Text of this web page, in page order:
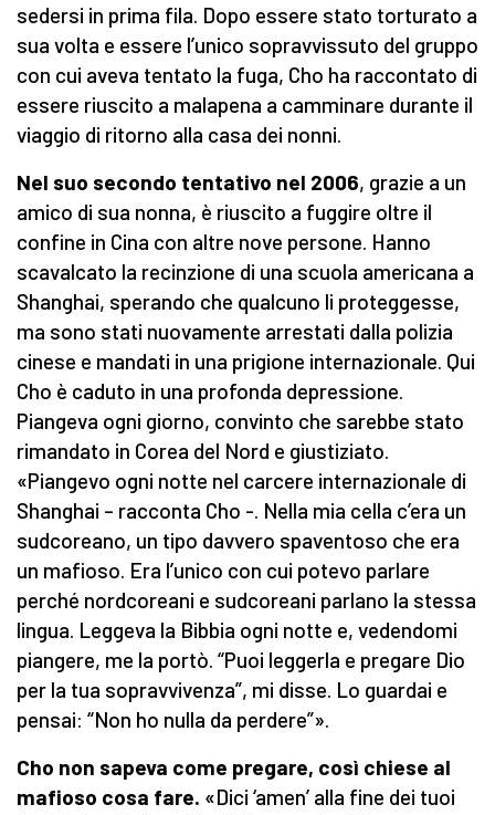
sedersi in prima fila. Dopo essere stato torturato a
sua volta e essere l’unico sopravvissuto del gruppo
con cui aveva tentato la fuga, Cho ha raccontato di
essere riuscito a malapena a camminare durante il
viaggio di ritorno alla casa dei nonni.
Nel suo secondo tentativo nel 2006, grazie a un
amico di sua nonna, è riuscito a fuggire oltre il
confine in Cina con altre nove persone. Hanno
scavalcato la recinzione di una scuola americana a
Shanghai, sperando che qualcuno li proteggesse,
ma sono stati nuovamente arrestati dalla polizia
cinese e mandati in una prigione internazionale. Qui
Cho è caduto in una profonda depressione.
Piangeva ogni giorno, convinto che sarebbe stato
rimandato in Corea del Nord e giustiziato.
«Piangevo ogni notte nel carcere internazionale di
Shanghai – racconta Cho -. Nella mia cella c’era un
sudcoreano, un tipo davvero spaventoso che era
un mafioso. Era l’unico con cui potevo parlare
perché nordcoreani e sudcoreani parlano la stessa
lingua. Leggeva la Bibbia ogni notte e, vedendomi
piangere, me la portò. “Puoi leggerla e pregare Dio
per la tua sopravvivenza”, mi disse. Lo guardai e
pensai: “Non ho nulla da perdere”».
Cho non sapeva come pregare, così chiese al
mafioso cosa fare. «Dici ‘amen’ alla fine dei tuoi